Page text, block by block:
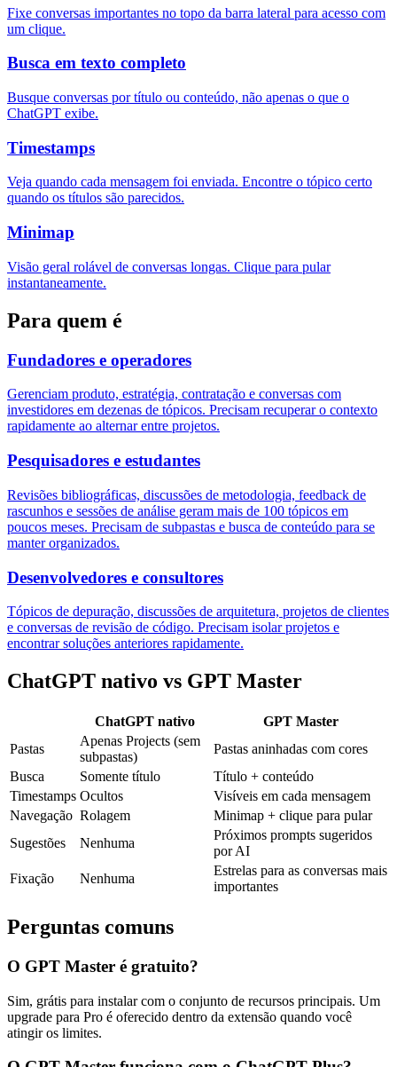
Fixe conversas importantes no topo da barra lateral para acesso com
um clique.
Busca em texto completo
Busque conversas por título ou conteúdo, não apenas o que o
ChatGPT exibe.
Timestamps
Veja quando cada mensagem foi enviada. Encontre o tópico certo
quando os títulos são parecidos.
Minimap
Visão geral rolável de conversas longas. Clique para pular
instantaneamente.
Para quem é
Fundadores e operadores
Gerenciam produto, estratégia, contratação e conversas com
investidores em dezenas de tópicos. Precisam recuperar o contexto
rapidamente ao alternar entre projetos.
Pesquisadores e estudantes
Revisões bibliográficas, discussões de metodologia, feedback de
rascunhos e sessões de análise geram mais de 100 tópicos em
poucos meses. Precisam de subpastas e busca de conteúdo para se
manter organizados.
Desenvolvedores e consultores
Tópicos de depuração, discussões de arquitetura, projetos de clientes
e conversas de revisão de código. Precisam isolar projetos e
encontrar soluções anteriores rapidamente.
ChatGPT nativo vs GPT Master
ChatGPT nativo
GPT Master
Pastas
Apenas Projects (sem
subpastas)
Pastas aninhadas com cores
Busca
Somente título
Título + conteúdo
Timestamps Ocultos
Visíveis em cada mensagem
Navegação Rolagem
Minimap + clique para pular
Sugestões
Nenhuma
Próximos prompts sugeridos
por AI
Fixação
Nenhuma
Estrelas para as conversas mais
importantes
Perguntas comuns
O GPT Master é gratuito?
Sim, grátis para instalar com o conjunto de recursos principais. Um
upgrade para Pro é oferecido dentro da extensão quando você
atingir os limites.